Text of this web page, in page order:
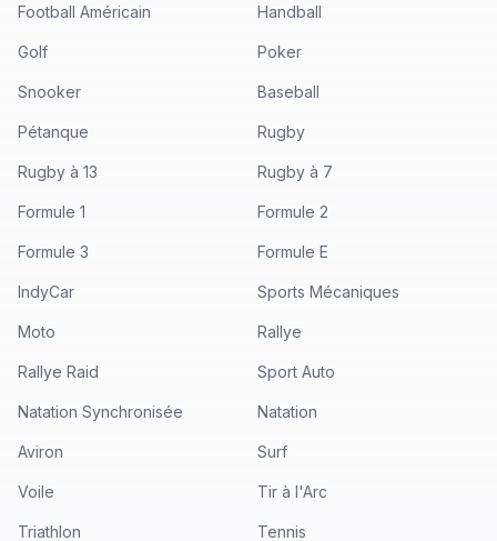
Football Américain Handball
Golf Poker
Snooker Baseball
Pétanque Rugby
Rugby à 13 Rugby à 7
Formule 1 Formule 2
Formule 3 Formule E
IndyCar Sports Mécaniques
Moto Rallye
Rallye Raid Sport Auto
Natation Synchronisée Natation
Aviron Surf
Voile Tir à l'Arc
Triathlon Tennis